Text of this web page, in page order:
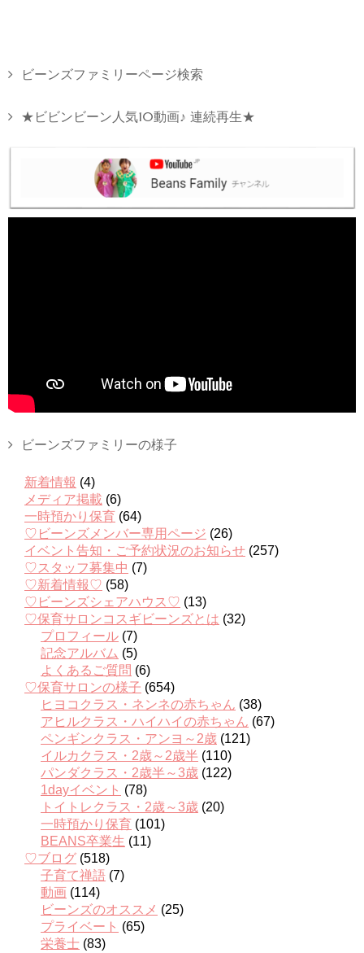
ビーンズファミリーページ検索
★ビビンビーン人気10動画♪ 連続再生★
ビーンズファミリーの様子
新着情報 (4)
メディア掲載 (6)
一時預かり保育 (64)
♡ビーンズメンバー専用ページ (26)
イベント告知・ご予約状況のお知らせ (257)
♡スタッフ募集中 (7)
♡新着情報♡ (58)
♡ビーンズシェアハウス♡ (13)
♡保育サロンコスギビーンズとは (32)
プロフィール (7)
記念アルバム (5)
よくあるご質問 (6)
♡保育サロンの様子 (654)
ヒヨコクラス・ネンネの赤ちゃん (38)
アヒルクラス・ハイハイの赤ちゃん (67)
ペンギンクラス・アンヨ～2歳 (121)
イルカクラス・2歳～2歳半 (110)
パンダクラス・2歳半～3歳 (122)
1dayイベント (78)
トイトレクラス・2歳～3歳 (20)
一時預かり保育 (101)
BEANS卒業生 (11)
♡ブログ (518)
子育て禅語 (7)
動画 (114)
ビーンズのオススメ (25)
プライベート (65)
栄養士 (83)